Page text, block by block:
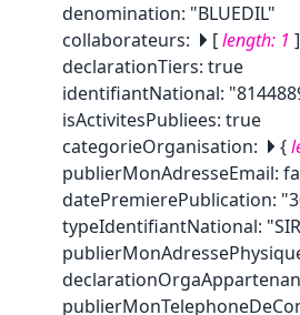
denomination: "BLUEDIL"
collaborateurs: [length: 1 ]
declarationTiers: true
identifiantNational:
isActivitesPubliees: true
categorieOrganisation: {
publierMonAdresseEmail:
datePremierePublication:
typeIdentifiantNational: